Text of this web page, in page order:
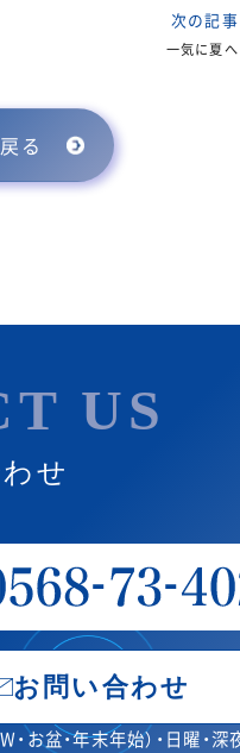
次の記事
一気に夏へ
る
US
せ
お問い合わせ
・お盆・年末年始）・日曜・